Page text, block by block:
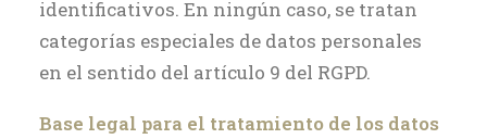
identificativos. En ningún caso, se tratan
categorías especiales de datos personales
en el sentido del artículo 9 del RGPD.
Base legal para el tratamiento de los datos